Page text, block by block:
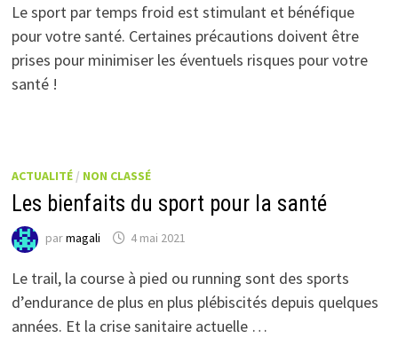
Le sport par temps froid est stimulant et bénéfique
pour votre santé. Certaines précautions doivent être
prises pour minimiser les éventuels risques pour votre
santé !
ACTUALITÉ / NON CLASSÉ
Les bienfaits du sport pour la santé
parmagali 4 mai 2021
Le trail, la course à pied ou running sont des sports
d’endurance de plus en plus plébiscités depuis quelques
années. Et la crise sanitaire actuelle …